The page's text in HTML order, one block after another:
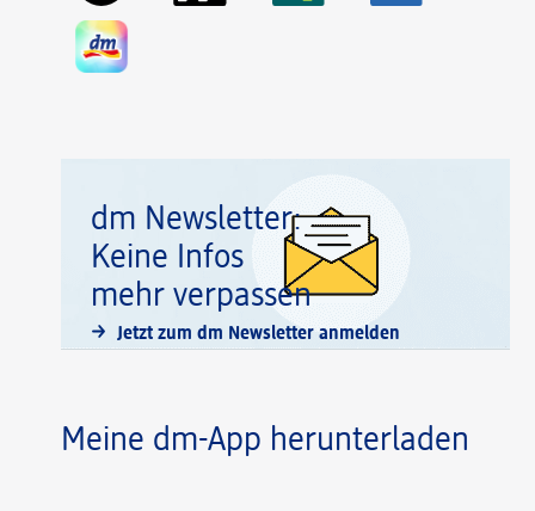
dm Newsletter:
Keine Infos
mehr verpassen
Jetzt zum dm Newsletter anmelden
Meine dm-App herunterladen